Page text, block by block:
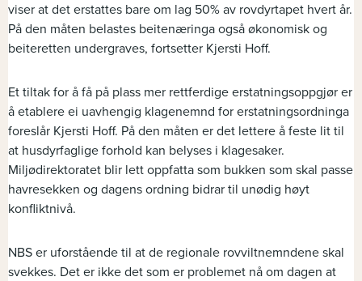
viser at det erstattes bare om lag 50% av rovdyrtapet hvert år.
På den måten belastes beitenæringa også økonomisk og
beiteretten undergraves, fortsetter Kjersti Hoff.
Et tiltak for å få på plass mer rettferdige erstatningsoppgjør er
å etablere ei uavhengig klagenemnd for erstatningsordninga
foreslår Kjersti Hoff. På den måten er det lettere å feste lit til
at husdyrfaglige forhold kan belyses i klagesaker.
Miljødirektoratet blir lett oppfatta som bukken som skal passe
havresekken og dagens ordning bidrar til unødig høyt
konfliktnivå.
NBS er uforstående til at de regionale rovviltnemndene skal
svekkes. Det er ikke det som er problemet nå om dagen at